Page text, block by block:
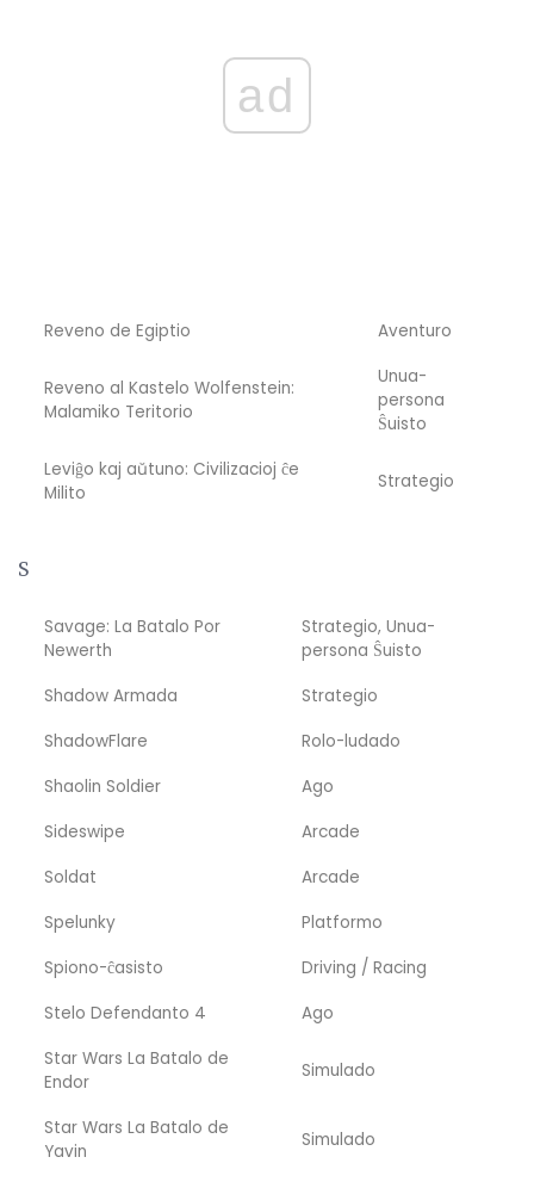
ad
Reveno de Egiptio Aventuro
Reveno al Kastelo Wolfenstein:
Malamiko Teritorio
Unua-
persona
Ŝuisto
Leviĝo kaj aŭtuno: Civilizacioj ĉe
Milito
Strategio
S
Savage: La Batalo Por
Newerth
Strategio, Unua-
persona Ŝuisto
Shadow Armada
Strategio
ShadowFlare
Rolo-ludado
Shaolin Soldier
Ago
Sideswipe
Arcade
Soldat
Arcade
Spelunky
Platformo
Spiono-ĉasisto
Driving / Racing
Stelo Defendanto 4
Ago
Star Wars La Batalo de
Endor
Simulado
Star Wars La Batalo de
Yavin
Simulado